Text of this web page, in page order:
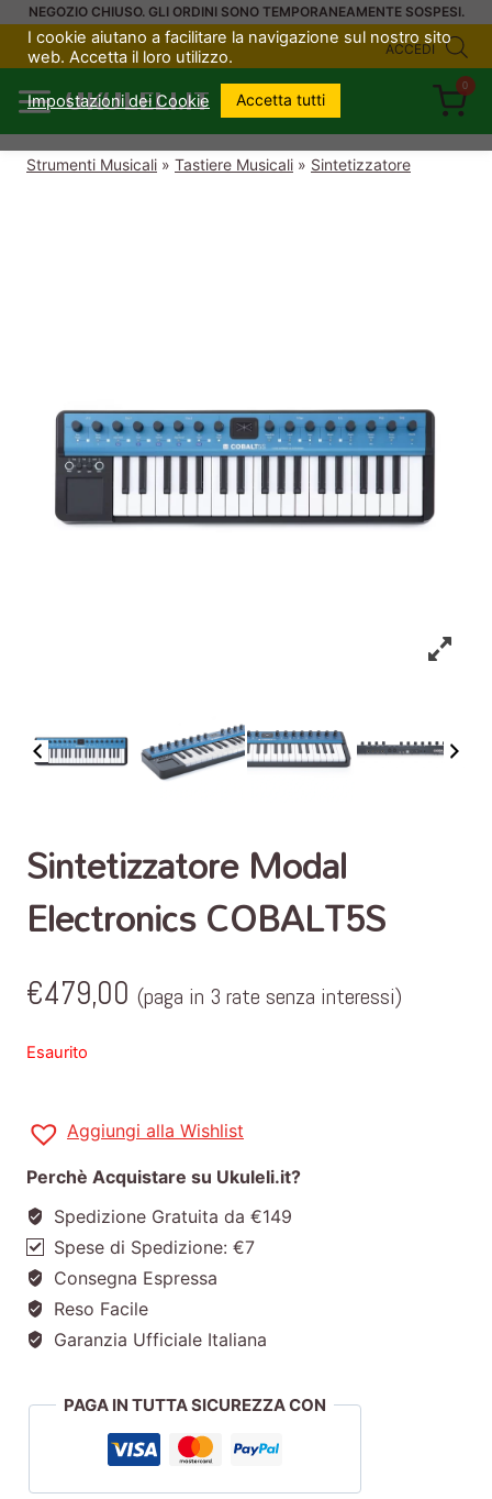
SaltaNEGOZIO CHIUSO. GLI ORDINI SONO TEMPORANEAMENTE SOSPESI.
ACCEDI
UKULELI.IT
0
Strumenti Musicali » Tastiere Musicali » Sintetizzatore
Sintetizzatore Modal
Electronics COBALT5S
€479,00 (paga in 3 rate senza interessi)
Esaurito
Aggiungi alla Wishlist
Perchè Acquistare su Ukuleli.it?
Spedizione Gratuita da €149
Spese di Spedizione: €7
Consegna Espressa
Reso Facile
Garanzia Ufficiale Italiana
PAGA IN TUTTA SICUREZZA CON
I cookie aiutano a facilitare la navigazione sul nostro sito
web. Accetta il loro utilizzo.
Impostazioni dei Cookie Accetta tutti